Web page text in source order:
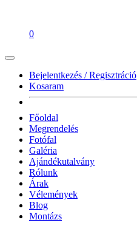
0
Bejelentkezés / Regisztráció
Kosaram
Főoldal
Megrendelés
Fotófal
Galéria
Ajándékutalvány
Rólunk
Árak
Vélemények
Blog
Montázs